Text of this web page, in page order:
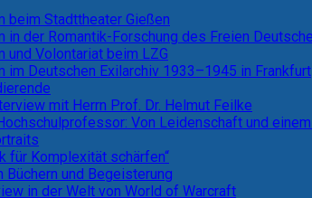
beim Stadttheater Gießen
in der Romantik-Forschung des Freien
und Volontariat beim LZG
im Deutschen Exilarchiv 1933–1945 in Frankfurt
mit Herrn Prof. Dr. Helmut Feilke
Von Leidenschaft und
für Komplexität schärfen“
Büchern und Begeisterung
in der Welt von World of Warcraft